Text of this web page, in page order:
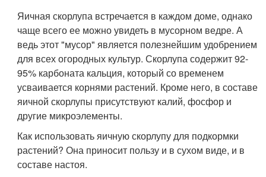
Яичная скорлупа встречается в каждом доме, однако
чаще всего ее можно увидеть в мусорном ведре. А
ведь этот "мусор" является полезнейшим удобрением
для всех огородных культур. Скорлупа содержит 92-
95% карбоната кальция, который со временем
усваивается корнями растений. Кроме него, в составе
яичной скорлупы присутствуют калий, фосфор и
другие микроэлементы.
Как использовать яичную скорлупу для подкормки
растений? Она приносит пользу и в сухом виде, и в
составе настоя.